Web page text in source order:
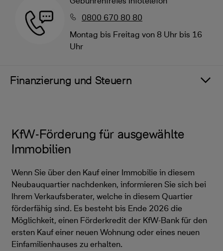
0800 670 80 80
Montag bis Freitag von 8 Uhr bis 16
Uhr
Finanzierung und Steuern
KfW-Förderung für ausgewählte
Immobilien
Wenn Sie über den Kauf einer Immobilie in diesem
Neubauquartier nachdenken, informieren Sie sich bei
Ihrem Verkaufsberater, welche in diesem Quartier
förderfähig sind. Es besteht bis Ende 2026 die
Möglichkeit, einen Förderkredit der KfW-Bank für den
ersten Kauf einer neuen Wohnung oder eines neuen
Einfamilienhauses zu erhalten.